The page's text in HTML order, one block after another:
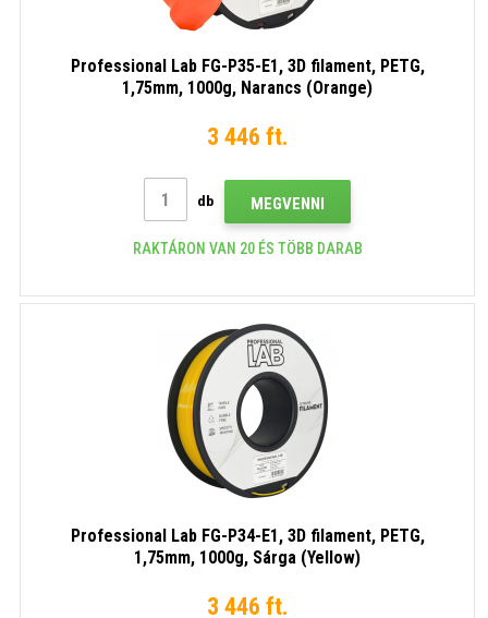
Professional Lab FG-P35-E1, 3D filament, PETG,
1,75mm, 1000g, Narancs (Orange)
3 446 ft.
db MEGVENNI
RAKTÁRON VAN 20 ÉS TÖBB DARAB
Professional Lab FG-P34-E1, 3D filament, PETG,
1,75mm, 1000g, Sárga (Yellow)
3 446 ft.